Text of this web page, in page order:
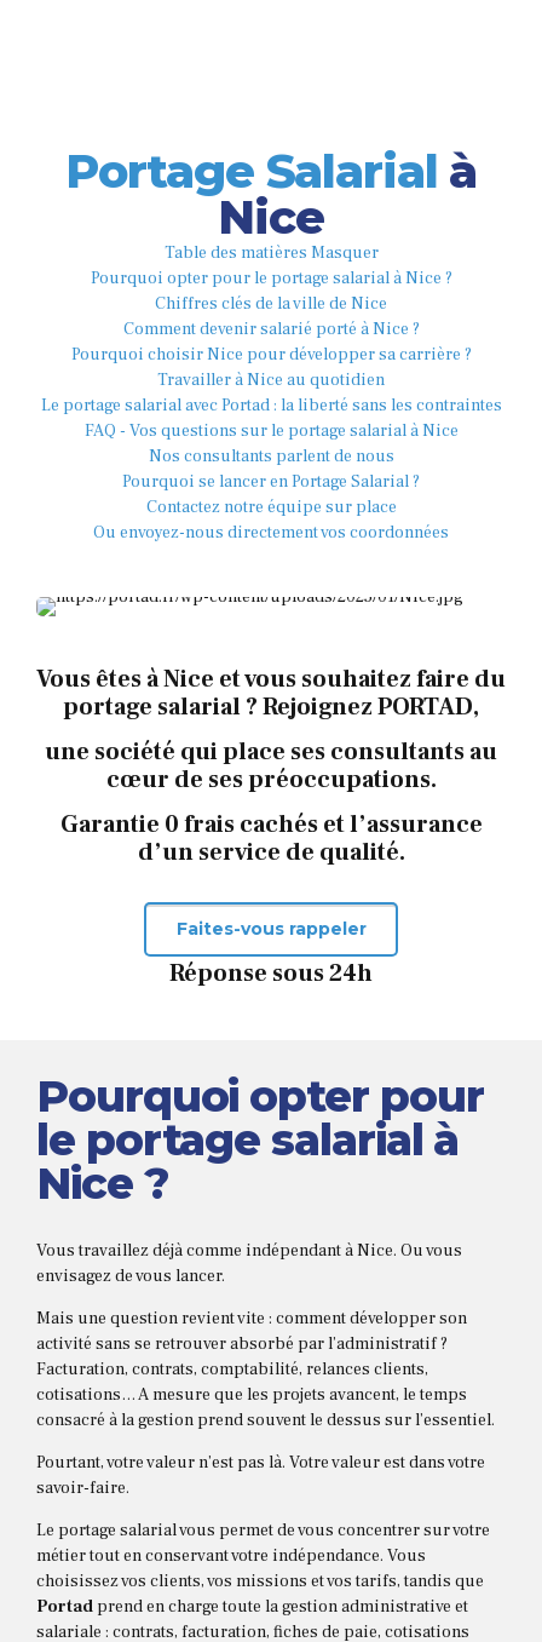
Portage Salarial à
Nice
Table des matières Masquer
Pourquoi opter pour le portage salarial à Nice ?
Chiffres clés de la ville de Nice
Comment devenir salarié porté à Nice ?
Pourquoi choisir Nice pour développer sa carrière ?
Travailler à Nice au quotidien
Le portage salarial avec Portad : la liberté sans les contraintes
FAQ - Vos questions sur le portage salarial à Nice
Nos consultants parlent de nous
Pourquoi se lancer en Portage Salarial ?
Contactez notre équipe sur place
Ou envoyez-nous directement vos coordonnées
Vous êtes à Nice et vous souhaitez faire du
portage salarial ? Rejoignez PORTAD,
une société qui place ses consultants au
cœur de ses préoccupations.
Garantie 0 frais cachés et l’assurance
d’un service de qualité.
Faites-vous rappeler
Réponse sous 24h
Pourquoi opter pour
le portage salarial à
Nice ?
Vous travaillez déjà comme indépendant à Nice. Ou vous
envisagez de vous lancer.
Mais une question revient vite : comment développer son
activité sans se retrouver absorbé par l’administratif ?
Facturation, contrats, comptabilité, relances clients,
cotisations… A mesure que les projets avancent, le temps
consacré à la gestion prend souvent le dessus sur l’essentiel.
Pourtant, votre valeur n’est pas là. Votre valeur est dans votre
savoir-faire.
Le portage salarial vous permet de vous concentrer sur votre
métier tout en conservant votre indépendance. Vous
choisissez vos clients, vos missions et vos tarifs, tandis que
Portad prend en charge toute la gestion administrative et
salariale : contrats, facturation, fiches de paie, cotisations